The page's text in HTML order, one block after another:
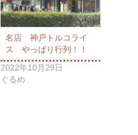
名店 神戸トルコライ
ス やっぱり行列！！
2022年10月29日
ぐるめ